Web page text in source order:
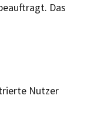
Das
Nutzer